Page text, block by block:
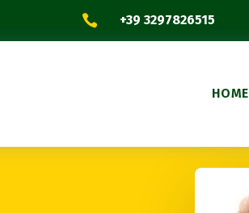
 +39 3297826515
HOME